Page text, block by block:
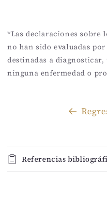
*Las declaraciones sobre
no han sido evaluadas
destinadas a
ninguna enfermedad o
o
n
Referencias